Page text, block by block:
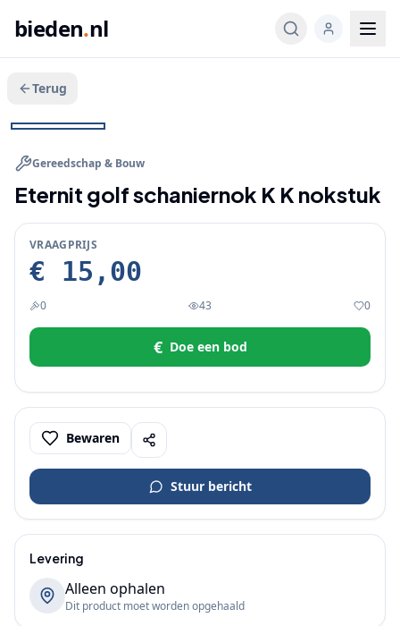
bieden.nl
Terug
Veeg voor meer
Gereedschap & Bouw
Eternit golf schaniernok K K nokstuk
VRAAGPRIJS
€ 15,00
0 43 0
€ Doe een bod
Bewaren
Stuur bericht
Levering
Alleen ophalen
Dit product moet worden opgehaald